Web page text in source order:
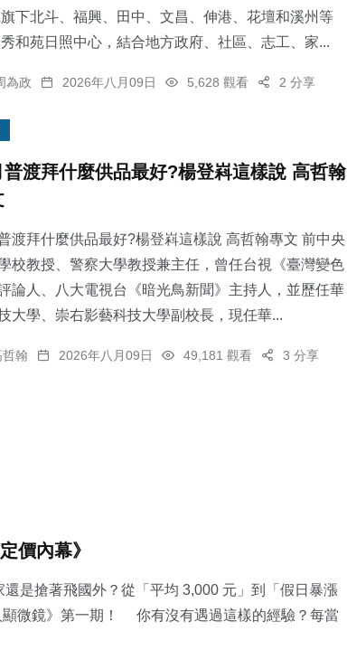
下北斗、福興、田中、文昌、伸港、花壇和溪州等
和苑日照中心，結合地方政府、社區、志工、家...
為政 2026年八月09日 5,628 觀看 2 分享
普渡拜什麼供品最好?楊登嵙這樣說 高哲翰
渡拜什麼供品最好?楊登嵙這樣說 高哲翰專文 前中央
校教授、警察大學教授兼主任，曾任台視《臺灣變色
論人、八大電視台《暗光鳥新聞》主持人，並歷任華
大學、崇右影藝科技大學副校長，現任華...
哲翰 2026年八月09日 49,181 觀看 3 分享
價內幕》
是搶著飛國外？從「平均 3,000 元」到「假日暴漲
微鏡》第一期！ 你有沒有遇過這樣的經驗？每當